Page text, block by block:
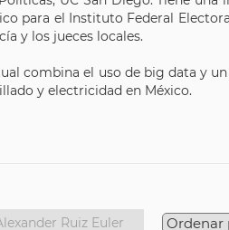
para el Instituto Federal
y los jueces locales.
combina el uso de big data y
y electricidad en México.